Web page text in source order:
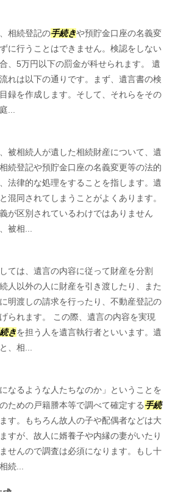
相続登記の手続きや預貯金口座の名義変
に行うことはできません。検認をしない
、5万円以下の罰金が科せられます。 遺
れは以下の通りです。まず、遺言書の検
録を作成します。そして、それらをその
...
被相続人が遺した相続財産について、遺
続登記や預貯金口座の名義変更等の法的
法律的な処理をすることを指します。遺
混同されてしまうことがよくあります。
が区別されているわけではありません
被相...
ては、遺言の内容に従って財産を分割
人以外の人に財産を引き渡したり、また
明渡しの請求を行ったり、不動産登記の
られます。 この際、遺言の内容を実現
きを担う人を遺言執行者といいます。遺
、相...
なるような人たちなのか」ということを
ための戸籍謄本等で調べて確定する手続
す。もちろん故人の子や配偶者などは大
すが、故人に婿養子や内縁の妻がいたり
せんので調査は必須になります。もし十
続...